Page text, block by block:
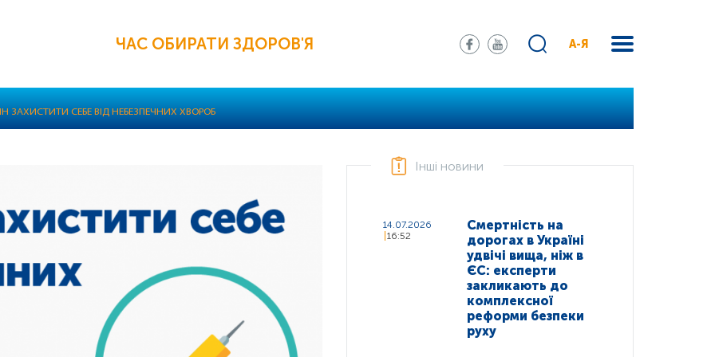
ЧАС ОБИРАТИ ЗДОРОВ'Я А-Я
ЗАХИСТИТИ СЕБЕ ВІД НЕБЕЗПЕЧНИХ ХВОРОБ
Інші новини
14.07.2026
16:52
Смертність на
дорогах в Україні
удвічі вища, ніж в
ЄС: експерти
закликають до
комплексної
реформи безпеки
руху